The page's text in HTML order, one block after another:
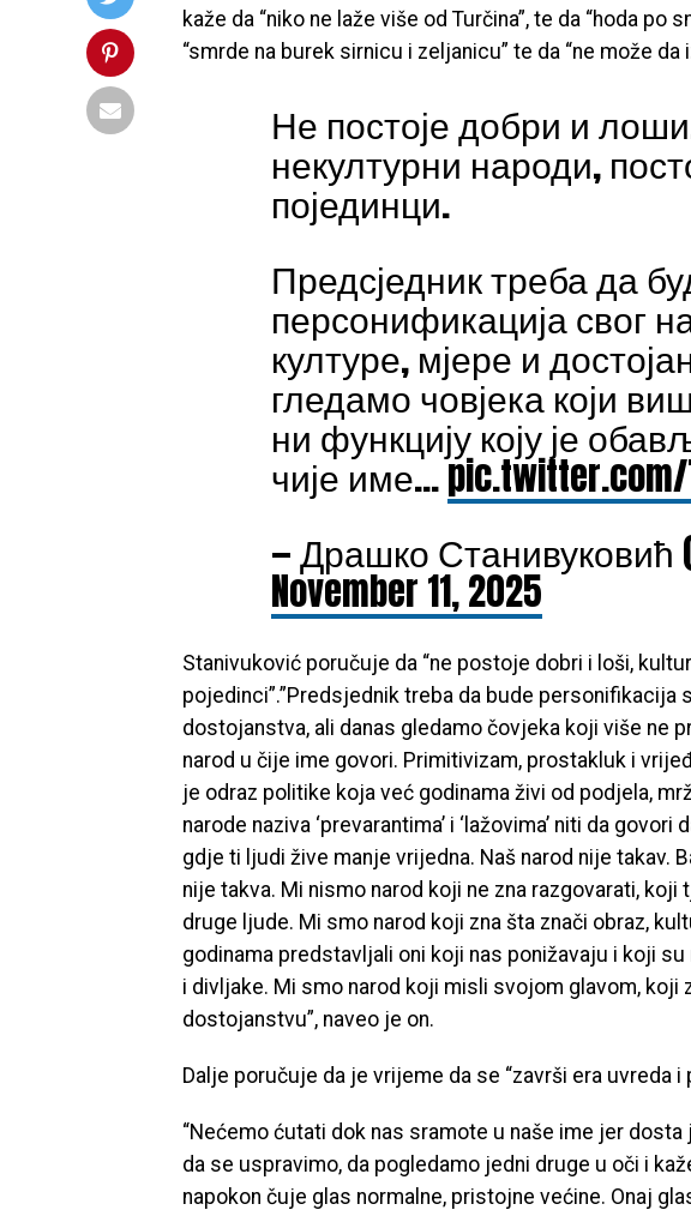
kaže da “niko ne laže više od Turčina”, te da “hoda
“smrde na burek sirnicu i zeljanicu” te da “ne može da
Не постоје добри и
некултурни народи,
појединци.
Предсједник треба да
персонификација свог
културе, мјере и
гледамо човјека који
ни функцију коју је
чије име…pic.twitter.com/
— Драшко Станивуковић
November 11, 2025
Stanivuković poručuje da “ne postoje dobri i loši,
pojedinci”.”Predsjednik treba da bude personifikacija
dostojanstva, ali danas gledamo čovjeka koji više ne
narod u čije ime govori. Primitivizam, prostakluk i
je odraz politike koja već godinama živi od podjela,
narode naziva ‘prevarantima’ i ‘lažovima’ niti da
gdje ti ljudi žive manje vrijedna. Naš narod nije takav.
nije takva. Mi nismo narod koji ne zna razgovarati,
druge ljude. Mi smo narod koji zna šta znači obraz,
godinama predstavljali oni koji nas ponižavaju i koji
i divljake. Mi smo narod koji misli svojom glavom, koji
dostojanstvu”, naveo je on.
Dalje poručuje da je vrijeme da se “završi era uvreda i
“Nećemo ćutati dok nas sramote u naše ime jer
da se uspravimo, da pogledamo jedni druge u oči i
napokon čuje glas normalne, pristojne većine. Onaj